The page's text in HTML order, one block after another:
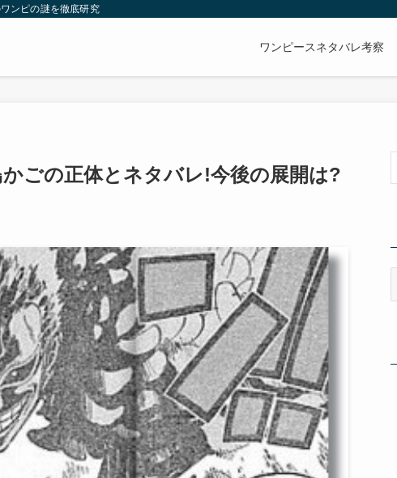
ンピの謎を徹底研究
ワンピースネタバレ考察
ごの正体とネタバレ!今後の展開は?